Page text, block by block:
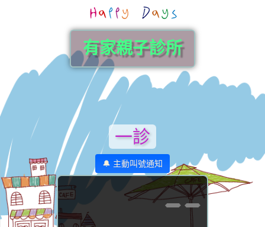
有家親子診所
一診
🔔 主動叫號通知
--